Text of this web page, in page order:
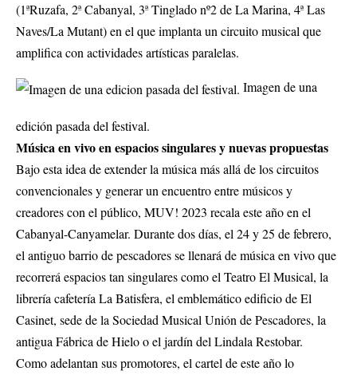
(1ªRuzafa, 2ª Cabanyal, 3ª Tinglado nº2 de La Marina, 4ª Las
Naves/La Mutant) en el que implanta un circuito musical que
amplifica con actividades artísticas paralelas.
Imagen de una
edición pasada del festival.
Música en vivo en espacios singulares y nuevas propuestas
Bajo esta idea de extender la música más allá de los circuitos
convencionales y generar un encuentro entre músicos y
creadores con el público, MUV! 2023 recala este año en el
Cabanyal-Canyamelar. Durante dos días, el 24 y 25 de febrero,
el antiguo barrio de pescadores se llenará de música en vivo que
recorrerá espacios tan singulares como el Teatro El Musical, la
librería cafetería La Batisfera, el emblemático edificio de El
Casinet, sede de la Sociedad Musical Unión de Pescadores, la
antigua Fábrica de Hielo o el jardín del Lindala Restobar.
Como adelantan sus promotores, el cartel de este año lo